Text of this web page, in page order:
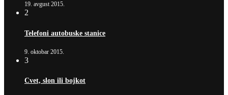
19. avgust 2015.
2
Telefoni autobuske stanice
9. oktobar 2015.
3
Cvet, slon ili bojkot